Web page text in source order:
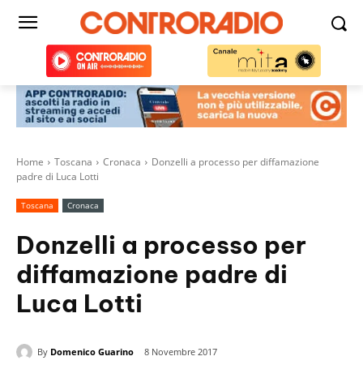
Home Toscana Cronaca
Donzelli a processo per diffamazione
padre di Luca Lotti
Toscana Cronaca
Donzelli a processo per
diffamazione padre di
Luca Lotti
By Domenico Guarino 8 Novembre 2017